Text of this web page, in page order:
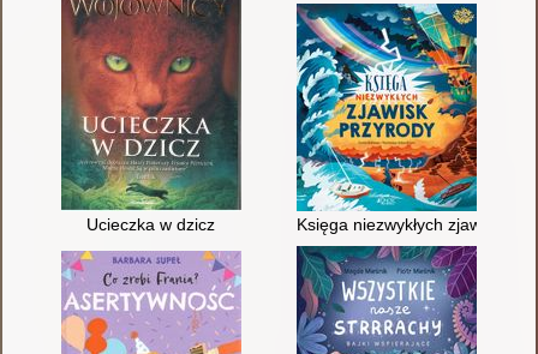
Ucieczka w dzicz Księga niezwykłych zjawisk